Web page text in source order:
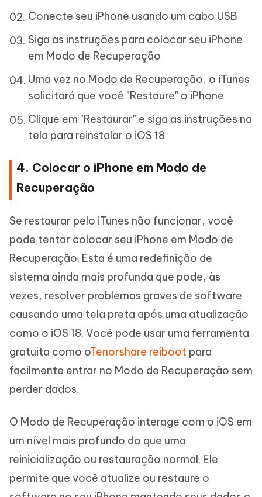
Conecte seu iPhone usando um cabo USB
Siga as instruções para colocar seu iPhone
em Modo de Recuperação
Uma vez no Modo de Recuperação, o iTunes
solicitará que você "Restaure" o iPhone
Clique em "Restaurar" e siga as instruções na
tela para reinstalar o iOS 18
4. Colocar o iPhone em Modo de
Recuperação
Se restaurar pelo iTunes não funcionar, você
pode tentar colocar seu iPhone em Modo de
Recuperação. Esta é uma redefinição de
sistema ainda mais profunda que pode, às
vezes, resolver problemas graves de software
causando uma tela preta após uma atualização
como o iOS 18. Você pode usar uma ferramenta
gratuita como oTenorshare reiboot para
facilmente entrar no Modo de Recuperação sem
perder dados.
O Modo de Recuperação interage com o iOS em
um nível mais profundo do que uma
reinicialização ou restauração normal. Ele
permite que você atualize ou restaure o